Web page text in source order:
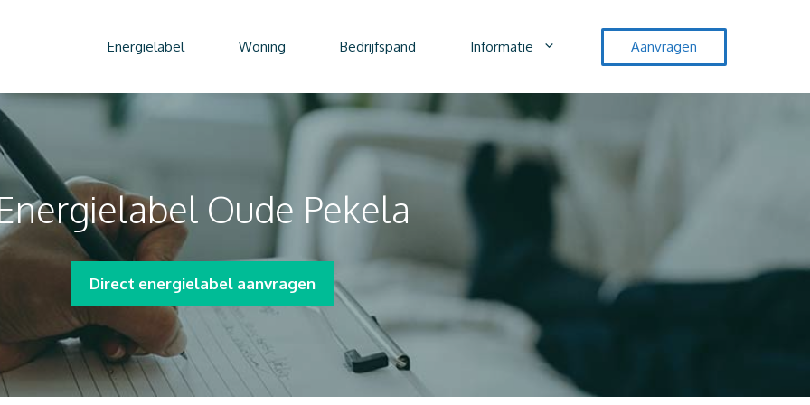
Energielabel Woning Bedrijfspand Informatie Aanvragen
Oude Pekela
Direct energielabel aanvragen